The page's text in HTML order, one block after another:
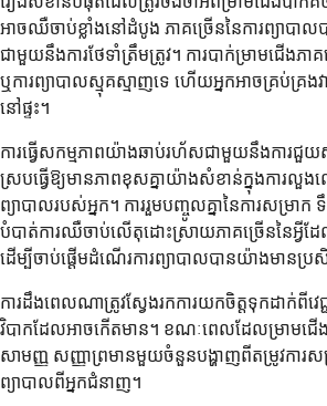
អាចឈឺចាប់ខ្លាំងនៅដំបូង ភាគច្រើននៃការព្យាបា
ជាមួយនឹងការថែទាំត្រឹមត្រូវ។ ការបាក់ម្រាមជើងភាគ
ឬការព្យាបាលស្មុគស្មាញទេ ហើយអ្នកអាចគ្រប់គ្រង
នៅផ្ទះ។
ការធ្វើសកម្មភាពយ៉ាងឆាប់រហ័សជាមួយនឹងការជួ
ស្របធ្វើឱ្យមានភាពខុសគ្នាយ៉ាងសំខាន់ក្នុងការលួ
ព្យាបាលរបស់អ្នក។ ការរួមបញ្ចូលគ្នានៃការសម្រាក
បំបាត់ការឈឺចាប់លើតុដោះស្រាយភាគច្រើននៃអ្វីដែ
ដើម្បីចាប់ផ្តើមដំណើរការព្យាបាលបានយ៉ាងមានប្រ
ការដឹងពេលណាត្រូវស្វែងរកការយកចិត្តទុកដាក់ពីវេជ្
វិបាកដែលអាចកើតមាន។ ខណៈពេលដែលម្រាមជើ
សាមញ្ញ សញ្ញាព្រមានមួយចំនួនបង្ហាញពីតម្រូវការសម្
ព្យាបាលពីអ្នកជំនាញ។